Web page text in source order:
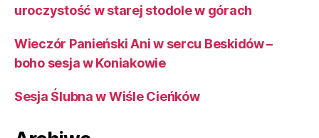
uroczystość w starej stodole w górach
Wieczór Panieński Ani w sercu Beskidów –
boho sesja w Koniakowie
Sesja Ślubna w Wiśle Cieńków